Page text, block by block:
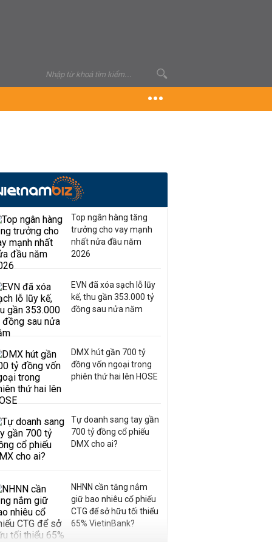
Top ngân hàng tăng
trưởng cho vay mạnh
nhất nửa đầu năm
2026
EVN đã xóa sạch lỗ lũy
kế, thu gần 353.000 tỷ
đồng sau nửa năm
DMX hút gần 700 tỷ
đồng vốn ngoại trong
phiên thứ hai lên HOSE
Tự doanh sang tay gần
700 tỷ đồng cổ phiếu
DMX cho ai?
NHNN cần tăng nắm
giữ bao nhiêu cổ phiếu
CTG để sở hữu tối thiểu
65% VietinBank?